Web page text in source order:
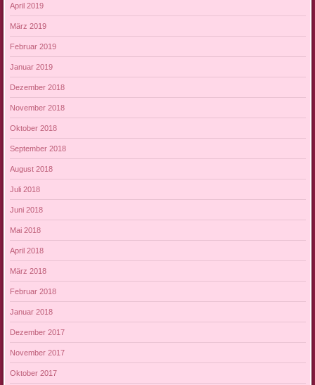
April 2019
März 2019
Februar 2019
Januar 2019
Dezember 2018
November 2018
Oktober 2018
September 2018
August 2018
Juli 2018
Juni 2018
Mai 2018
April 2018
März 2018
Februar 2018
Januar 2018
Dezember 2017
November 2017
Oktober 2017